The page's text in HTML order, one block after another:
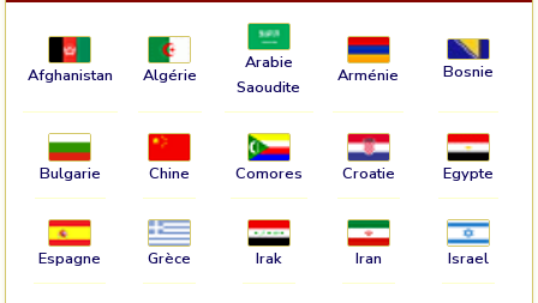
Afghanistan Algérie
Arabie
Saoudite
Arménie Bosnie
Bulgarie Chine Comores Croatie Egypte
Espagne Grèce Irak Iran Israel